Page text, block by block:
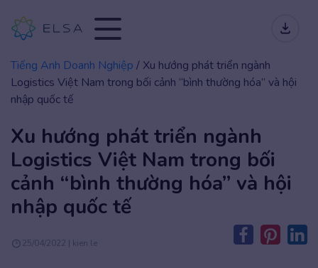
Tiếng Anh Doanh Nghiệp / Xu hướng phát triển ngành
Logistics Việt Nam trong bối cảnh “bình thường hóa” và hội
nhập quốc tế
Xu hướng phát triển ngành
Logistics Việt Nam trong bối
cảnh “bình thường hóa” và hội
nhập quốc tế
25/04/2022 | kien.le